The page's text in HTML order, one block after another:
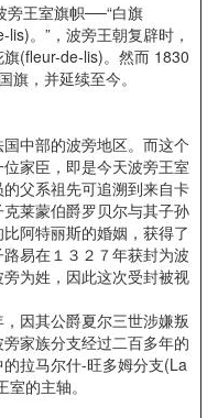
王室旗帜──“白旗
。”，波旁王朝复辟时，
(fleur-de-lis)。然而 1830
旗，并延续至今。
中部的波旁地区。而这个
家臣，即是今天波旁王室
父系祖先可追溯到来自卡
莱蒙伯爵罗贝尔与其子孙
阿特丽斯的婚姻，获得了
易在１３２７年获封为波
为姓，因此这次受封被视
因其公爵夏尔三世涉嫌叛
家族分支经过二百多年的
拉马尔什-旺多姆分支(La
的主轴。